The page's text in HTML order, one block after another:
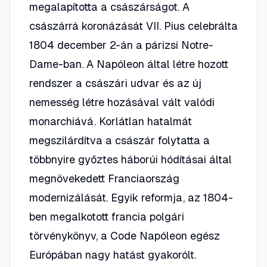
megalapította a császárságot. A
császárrá koronázását VII. Pius celebrálta
1804 december 2-án a párizsi Notre-
Dame-ban. A Napóleon által létre hozott
rendszer a császári udvar és az új
nemesség létre hozásával vált valódi
monarchiává. Korlátlan hatalmát
megszilárdítva a császár folytatta a
többnyire győztes háborúi hódításai által
megnövekedett Franciaország
modernizálását. Egyik reformja, az 1804-
ben megalkotott francia polgári
törvénykönyv, a Code Napóleon egész
Európában nagy hatást gyakorólt.